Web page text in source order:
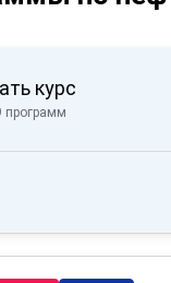
курс
программ